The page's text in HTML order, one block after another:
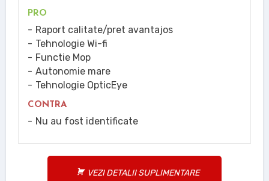
PRO
Raport calitate/pret avantajos
Tehnologie Wi-fi
Functie Mop
Autonomie mare
Tehnologie OpticEye
CONTRA
Nu au fost identificate
VEZI DETALII SUPLIMENTARE